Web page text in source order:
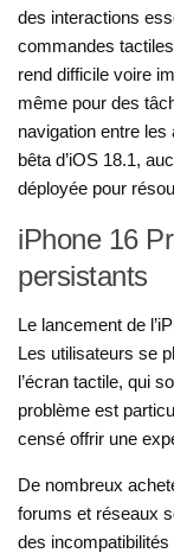
des interactions
commandes
rend difficile voire
même pour des
navigation entre les
bêta d’iOS 18.1,
déployée pour
iPhone 16
persistants
Le lancement de
Les utilisateurs se
l’écran tactile, qui
problème est
censé offrir une
De nombreux
forums et réseaux
des